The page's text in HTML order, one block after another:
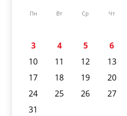
Пн Вт Ср Чт
3
4 5 6
10
11 12 13
17
18 19 20
24
25 26 27
31